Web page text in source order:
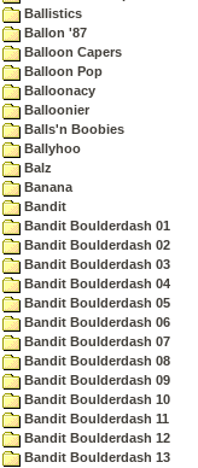
Ballistics
Ballon '87
Balloon Capers
Balloon Pop
Balloonacy
Balloonier
Balls'n Boobies
Ballyhoo
Balz
Banana
Bandit
Bandit Boulderdash 01
Bandit Boulderdash 02
Bandit Boulderdash 03
Bandit Boulderdash 04
Bandit Boulderdash 05
Bandit Boulderdash 06
Bandit Boulderdash 07
Bandit Boulderdash 08
Bandit Boulderdash 09
Bandit Boulderdash 10
Bandit Boulderdash 11
Bandit Boulderdash 12
Bandit Boulderdash 13